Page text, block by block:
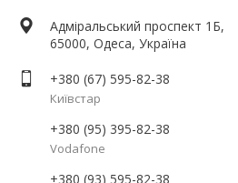
Адміральський проспект 1Б,
65000, Одеса, Україна
+380 (67) 595-82-38
Київстар
+380 (95) 395-82-38
Vodafone
+380 (93) 595-82-38